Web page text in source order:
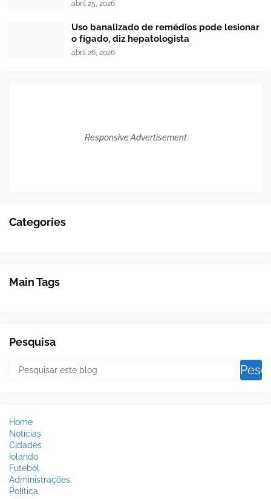
abril 25, 2026
Uso banalizado de remédios pode lesionar
o fígado, diz hepatologista
abril 26, 2026
Responsive Advertisement
Categories
Main Tags
Pesquisa
Home
Notícias
Cidades
Iolando
Futebol
Administrações
Política